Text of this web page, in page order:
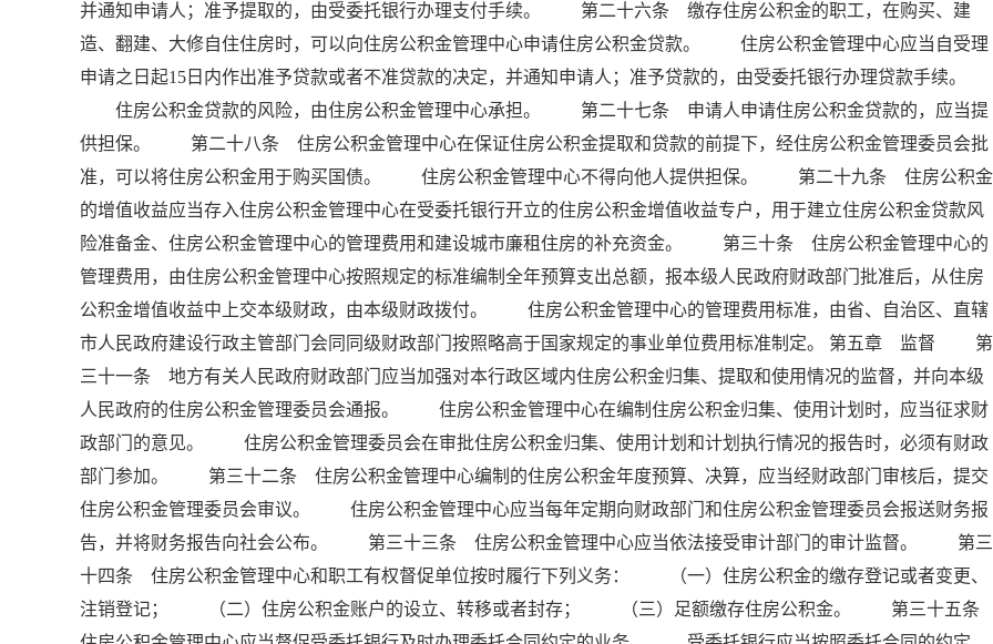
并通知申请人；准予提取的，由受委托银行办理支付手续。 第二十六条 缴存住房公积金的职工，在购买、建
造、翻建、大修自住住房时，可以向住房公积金管理中心申请住房公积金贷款。 住房公积金管理中心应当自受理
申请之日起15日内作出准予贷款或者不准贷款的决定，并通知申请人；准予贷款的，由受委托银行办理贷款手续。
住房公积金贷款的风险，由住房公积金管理中心承担。 第二十七条 申请人申请住房公积金贷款的，应当提
供担保。 第二十八条 住房公积金管理中心在保证住房公积金提取和贷款的前提下，经住房公积金管理委员会批
准，可以将住房公积金用于购买国债。 住房公积金管理中心不得向他人提供担保。 第二十九条 住房公积金
的增值收益应当存入住房公积金管理中心在受委托银行开立的住房公积金增值收益专户，用于建立住房公积金贷款风
险准备金、住房公积金管理中心的管理费用和建设城市廉租住房的补充资金。 第三十条 住房公积金管理中心的
管理费用，由住房公积金管理中心按照规定的标准编制全年预算支出总额，报本级人民政府财政部门批准后，从住房
公积金增值收益中上交本级财政，由本级财政拨付。 住房公积金管理中心的管理费用标准，由省、自治区、直辖
市人民政府建设行政主管部门会同同级财政部门按照略高于国家规定的事业单位费用标准制定。 第五章 监督 第
三十一条 地方有关人民政府财政部门应当加强对本行政区域内住房公积金归集、提取和使用情况的监督，并向本级
人民政府的住房公积金管理委员会通报。 住房公积金管理中心在编制住房公积金归集、使用计划时，应当征求财
政部门的意见。 住房公积金管理委员会在审批住房公积金归集、使用计划和计划执行情况的报告时，必须有财政
部门参加。 第三十二条 住房公积金管理中心编制的住房公积金年度预算、决算，应当经财政部门审核后，提交
住房公积金管理委员会审议。 住房公积金管理中心应当每年定期向财政部门和住房公积金管理委员会报送财务报
告，并将财务报告向社会公布。 第三十三条 住房公积金管理中心应当依法接受审计部门的审计监督。 第三
十四条 住房公积金管理中心和职工有权督促单位按时履行下列义务： （一）住房公积金的缴存登记或者变更、
注销登记； （二）住房公积金账户的设立、转移或者封存； （三）足额缴存住房公积金。 第三十五